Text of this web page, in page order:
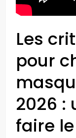
Les
pour
2026 :
faire